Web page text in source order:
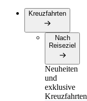
Kreuzfahrten
Nach
Reiseziel
Neuheiten
und
exklusive
Kreuzfahrten